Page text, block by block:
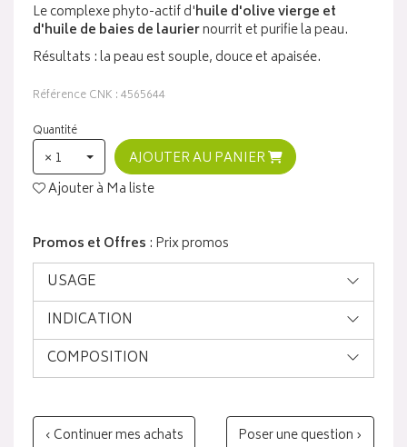
Le complexe phyto-actif d'huile d'olive vierge et
d'huile de baies de lauriernourrit et purifie la peau.
Résultats : la peau est souple, douce et apaisée.
Référence CNK : 4565644
Quantité
× 1
AJOUTER AU PANIER
Ajouter à Ma liste
Promos et Offres : Prix promos
USAGE
INDICATION
COMPOSITION
‹ Continuer mes achats Poser une question ›